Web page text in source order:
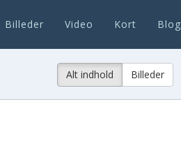
Billeder Video Kort Blog
Alt indhold Billeder